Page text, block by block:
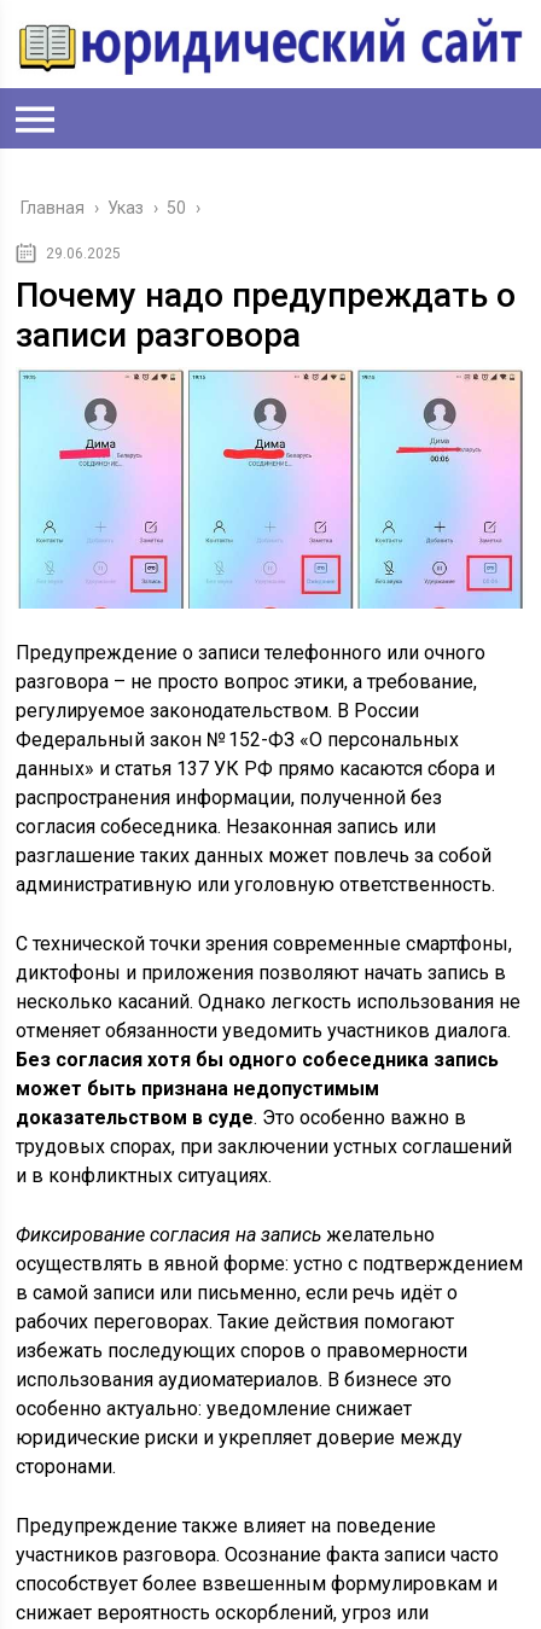
Главная › Указ › 50 ›
29.06.2025
Почему надо предупреждать о
записи разговора
Предупреждение о записи телефонного или очного
разговора – не просто вопрос этики, а требование,
регулируемое законодательством. В России
Федеральный закон № 152-ФЗ «О персональных
данных» и статья 137 УК РФ прямо касаются сбора и
распространения информации, полученной без
согласия собеседника. Незаконная запись или
разглашение таких данных может повлечь за собой
административную или уголовную ответственность.
С технической точки зрения современные смартфоны,
диктофоны и приложения позволяют начать запись в
несколько касаний. Однако легкость использования не
отменяет обязанности уведомить участников диалога.
Без согласия хотя бы одного собеседника запись
может быть признана недопустимым
доказательством в суде. Это особенно важно в
трудовых спорах, при заключении устных соглашений
и в конфликтных ситуациях.
Фиксирование согласия на запись желательно
осуществлять в явной форме: устно с подтверждением
в самой записи или письменно, если речь идёт о
рабочих переговорах. Такие действия помогают
избежать последующих споров о правомерности
использования аудиоматериалов. В бизнесе это
особенно актуально: уведомление снижает
юридические риски и укрепляет доверие между
сторонами.
Предупреждение также влияет на поведение
участников разговора. Осознание факта записи часто
способствует более взвешенным формулировкам и
снижает вероятность оскорблений, угроз или